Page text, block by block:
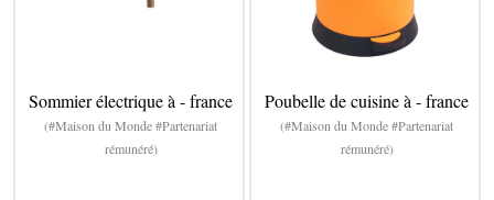
Sommier électrique à - france
(#Maison du Monde #Partenariat
rémunéré)
Poubelle de cuisine à - france
(#Maison du Monde #Partenariat
rémunéré)